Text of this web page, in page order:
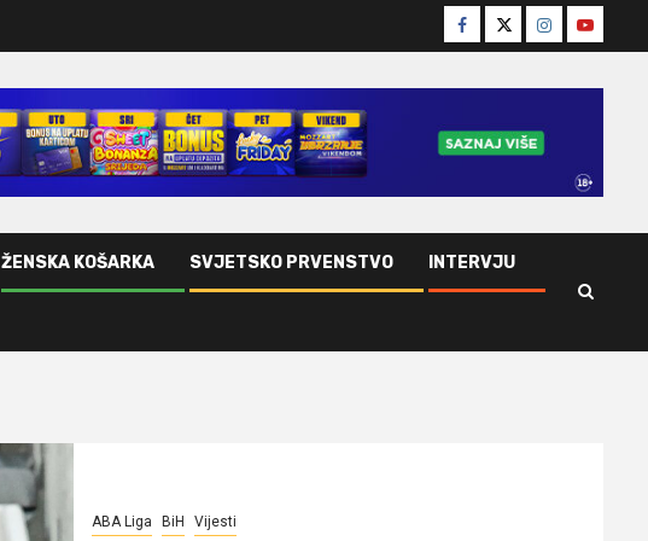
Facebook
TwitterInstagram
Youtube
ŽENSKA KOŠARKA SVJETSKO PRVENSTVO INTERVJU
ABA Liga BiH Vijesti